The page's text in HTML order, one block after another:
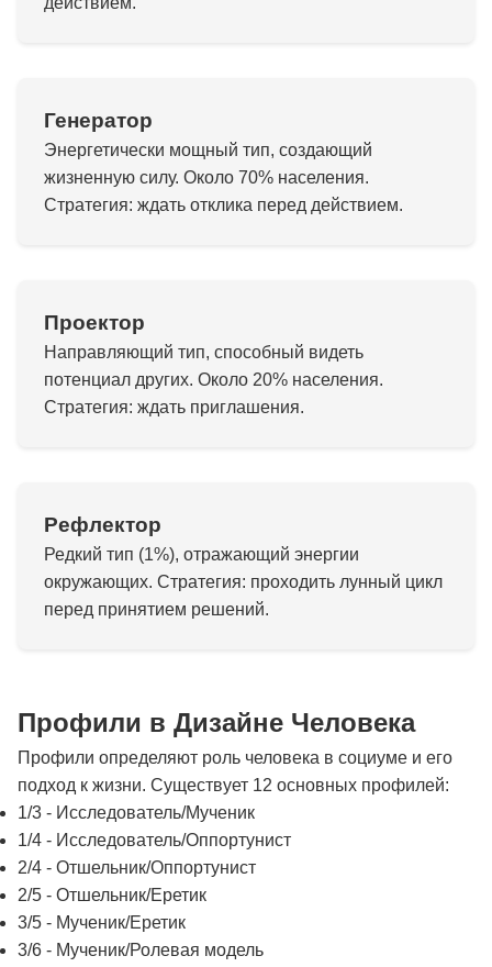
Генератор
Энергетически мощный тип, создающий
жизненную силу. Около 70% населения.
Стратегия: ждать отклика перед действием.
Проектор
Направляющий тип, способный видеть
потенциал других. Около 20% населения.
Стратегия: ждать приглашения.
Рефлектор
Редкий тип (1%), отражающий энергии
окружающих. Стратегия: проходить лунный цикл
перед принятием решений.
Профили в Дизайне Человека
Профили определяют роль человека в социуме и его
подход к жизни. Существует 12 основных профилей:
1/3 - Исследователь/Мученик
1/4 - Исследователь/Оппортунист
2/4 - Отшельник/Оппортунист
2/5 - Отшельник/Еретик
3/5 - Мученик/Еретик
3/6 - Мученик/Ролевая модель